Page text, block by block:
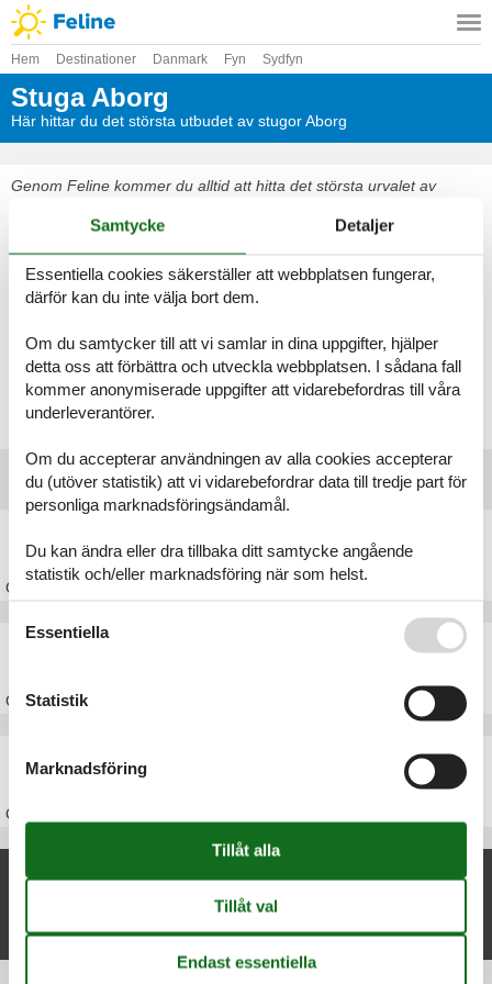
Hem Destinationer Danmark Fyn Sydfyn
Stuga Aborg
Här hittar du det största utbudet av stugor Aborg
Genom Feline kommer du alltid att hitta det största urvalet av
kontakta oss om du har frågor.
Välj bland 24 stugor
en vacker stuga Aborg
Välj bland 24 stugor
Huvudtoppartiklar
Om
Stuga Fyn
OmFyn
Om
Nya artiklar om Aborg
Visa lista
Samtycke Detaljer
Essentiella cookies säkerställer att webbplatsen fungerar,
därför kan du inte välja bort dem.
Om du samtycker till att vi samlar in dina uppgifter, hjälper
detta oss att förbättra och utveckla webbplatsen. I sådana fall
kommer anonymiserade uppgifter att vidarebefordras till våra
underleverantörer.
Om du accepterar användningen av alla cookies accepterar
du (utöver statistik) att vi vidarebefordrar data till tredje part för
personliga marknadsföringsändamål.
Du kan ändra eller dra tillbaka ditt samtycke angående
statistik och/eller marknadsföring när som helst.
Essentiella
Statistik
Marknadsföring